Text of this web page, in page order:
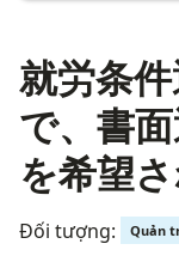
就労条
で、書
を希望
Đối tượng: Quản